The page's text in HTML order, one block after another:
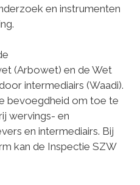
en instrumenten
(Arbowet) en de Wet
intermediairs (Waadi).
bevoegdheid om toe te
wervings- en
en intermediairs. Bij
kan de Inspectie SZW